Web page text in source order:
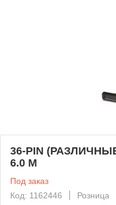
36-PIN
6.0 М
Под заказ
Код: 1162446
Розница